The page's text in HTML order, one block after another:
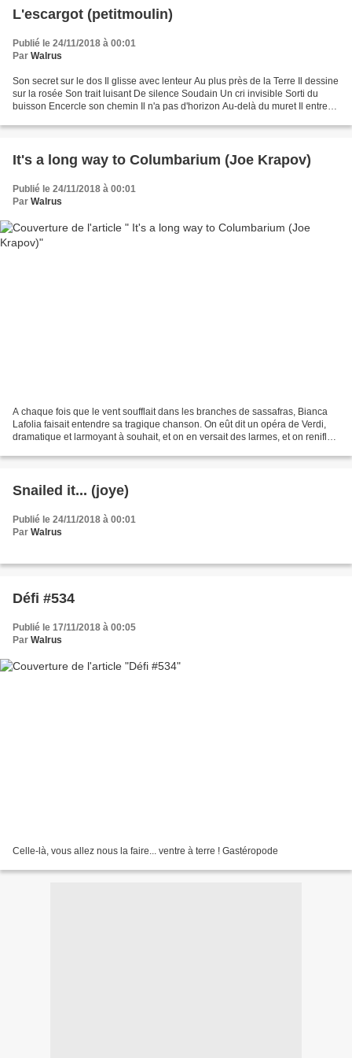
L'escargot (petitmoulin)
Publié le 24/11/2018 à 00:01
Par Walrus
Son secret sur le dos Il glisse avec lenteur Au plus près de la Terre Il dessine
sur la rosée Son trait luisant De silence Soudain Un cri invisible Sorti du
buisson Encercle son chemin Il n'a pas d'horizon Au-delà du muret Il entre
It's a long way to Columbarium (Joe Krapov)
Publié le 24/11/2018 à 00:01
Par Walrus
A chaque fois que le vent soufflait dans les branches de sassafras, Bianca
Lafolia faisait entendre sa tragique chanson. On eût dit un opéra de Verdi,
dramatique et larmoyant à souhait, et on en versait des larmes, et on reniflait
Snailed it... (joye)
Publié le 24/11/2018 à 00:01
Par Walrus
Défi #534
Publié le 17/11/2018 à 00:05
Par Walrus
Celle-là, vous allez nous la faire... ventre à terre ! Gastéropode